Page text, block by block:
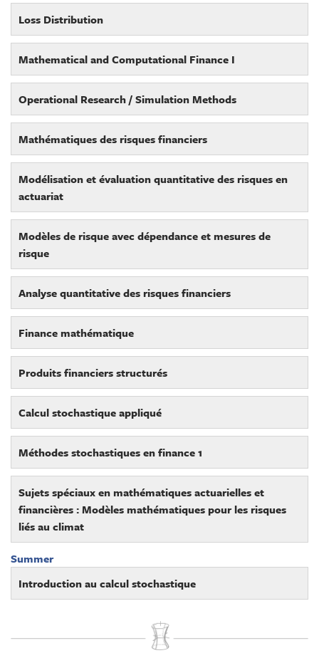
Loss Distribution
Mathematical and Computational Finance I
Operational Research / Simulation Methods
Mathématiques des risques financiers
Modélisation et évaluation quantitative des risques en
actuariat
Modèles de risque avec dépendance et mesures de
risque
Analyse quantitative des risques financiers
Finance mathématique
Produits financiers structurés
Calcul stochastique appliqué
Méthodes stochastiques en finance 1
Sujets spéciaux en mathématiques actuarielles et
financières : Modèles mathématiques pour les risques
liés au climat
Summer
Introduction au calcul stochastique